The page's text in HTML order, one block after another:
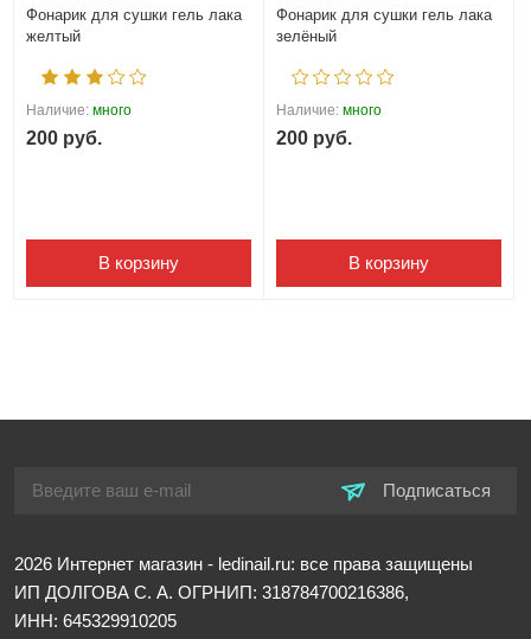
Фонарик для сушки гель лака
желтый
Наличие: много
200 руб.
В корзину
Фонарик для сушки гель лака
зелёный
Наличие: много
200 руб.
В корзину
Подписаться
2026 Интернет магазин - ledinail.ru: все права защищены
ИП ДОЛГОВА С. А. ОГРНИП: 318784700216386,
ИНН: 645329910205